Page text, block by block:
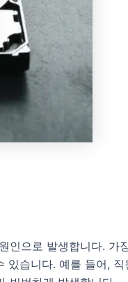
인으로 발생합니다. 가
습니다. 예를 들어,